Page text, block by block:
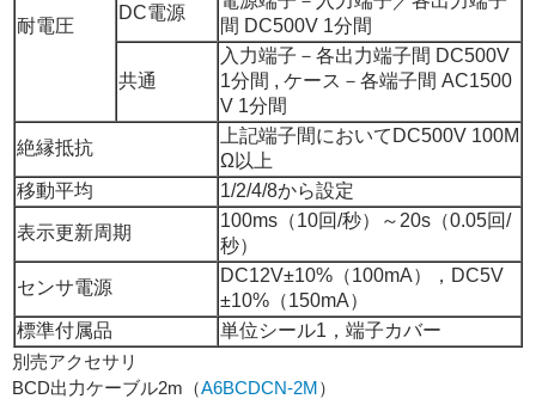
耐電圧
DC電源
間 DC500V 1分間
共通
入力端子－各出力端子間 DC500V
1分間 , ケース－各端子間 AC1500
V 1分間
絶縁抵抗
上記端子間においてDC500V 100M
Ω以上
移動平均
1/2/4/8から設定
表示更新周期
100ms（10回/秒）～20s（0.05回/
秒）
センサ電源
DC12V±10%（100mA），DC5V
±10%（150mA）
標準付属品
単位シール1，端子カバー
別売アクセサリ
BCD出力ケーブル2m（A6BCDCN-2M）